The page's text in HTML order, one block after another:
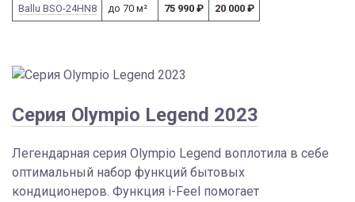
Ballu BSO-24HN8 до 70 м² 75 990 ₽ 20 000 ₽
Серия Olympio Legend 2023
Легендарная серия Olympio Legend воплотила в себе
оптимальный набор функций бытовых
кондиционеров. Функция i-Feel помогает